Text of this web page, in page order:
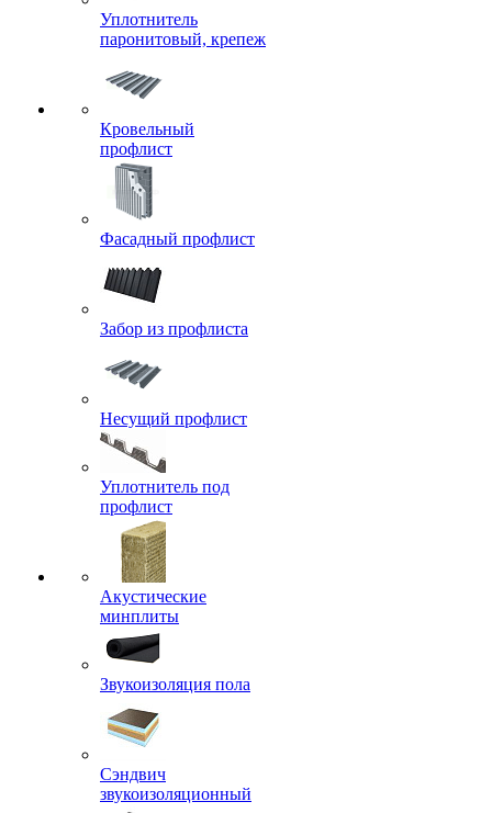
Уплотнитель
паронитовый, крепеж
Кровельный
профлист
Фасадный профлист
Забор из профлиста
Несущий профлист
Уплотнитель под
профлист
Акустические
минплиты
Звукоизоляция пола
Сэндвич
звукоизоляционный